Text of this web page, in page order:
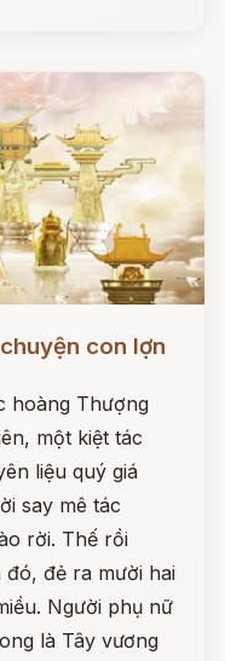
con lợn
hoàng Thượng
một kiệt tác
liệu quý giá
say mê tác
rời. Thế rồi
đẻ ra mười hai
Người phụ nữ
là Tây vương